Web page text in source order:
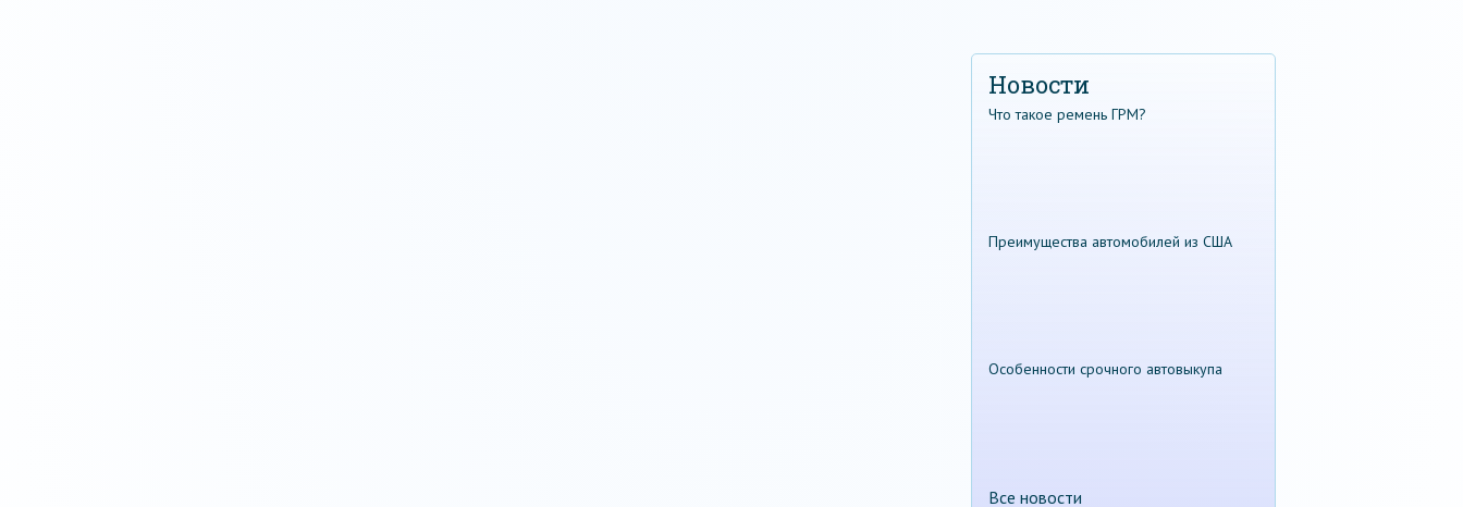
Новости
Что такое ремень ГРМ?
Преимущества автомобилей из США
Особенности срочного автовыкупа
Все новости